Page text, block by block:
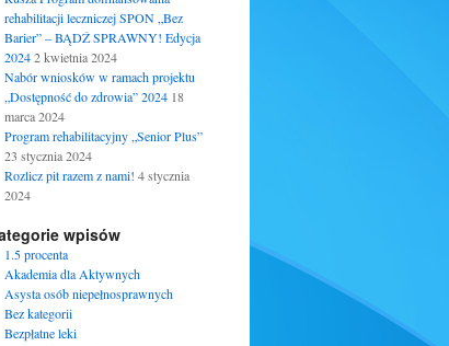
rehabilitacji leczniczej SPON „Bez
Barier” – BĄDŹ SPRAWNY! Edycja
2024 2 kwietnia 2024
Nabór wniosków w ramach projektu
„Dostępność do zdrowia” 2024 18
marca 2024
Program rehabilitacyjny „Senior Plus”
23 stycznia 2024
Rozlicz pit razem z nami! 4 stycznia
2024
wpisów
1.5 procenta
Akademia dla Aktywnych
Asysta osób niepełnosprawnych
Bez kategorii
Bezpłatne leki